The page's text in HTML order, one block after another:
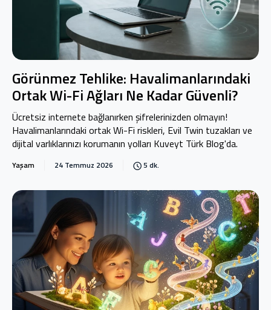
Görünmez Tehlike: Havalimanlarındaki
Ortak Wi-Fi Ağları Ne Kadar Güvenli?
Ücretsiz internete bağlanırken şifrelerinizden olmayın!
Havalimanlarındaki ortak Wi-Fi riskleri, Evil Twin tuzakları ve
dijital varlıklarınızı korumanın yolları Kuveyt Türk Blog'da.
Yaşam 24 Temmuz 2026 5 dk.